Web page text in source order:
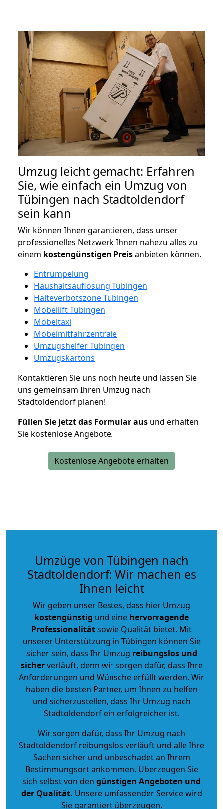
Umzug leicht gemacht: Erfahren
Sie, wie einfach ein Umzug von
Tübingen nach Stadtoldendorf
sein kann
Wir können Ihnen garantieren, dass unser
professionelles Netzwerk Ihnen nahezu alles zu
einem kostengünstigen Preisanbieten können.
Entrümpelung
Haushaltsauflösung Tübingen
Halteverbotszone Tübingen
Möbellift Tübingen
Möbeltaxi
Möbelmitfahrzentrale
Umzugshelfer Tübingen
Umzugskartons
Kontaktieren Sie uns noch heute und lassen Sie
uns gemeinsam Ihren Umzug nach
Stadtoldendorf planen!
Füllen Sie jetzt das Formular aus und erhalten
Sie kostenlose Angebote.
Kostenlose Angebote erhalten
Umzüge von Tübingen nach
Stadtoldendorf: Wir machen es
Ihnen leicht
Wir geben unser Bestes, dass hier Umzug
kostengünstig und eine hervorragende
Professionalitätsowie Qualität bietet. Mit
unserer Unterstützung in Tübingen können Sie
sicher sein, dass Ihr Umzug reibungslos und
sicherverläuft, denn wir sorgen dafür, dass Ihre
Anforderungen und Wünsche erfüllt werden. Wir
haben die besten Partner, um Ihnen zu helfen
und sicherzustellen, dass Ihr Umzug nach
Stadtoldendorf ein erfolgreicher ist.
Wir sorgen dafür, dass Ihr Umzug nach
Stadtoldendorf reibungslos verläuft und alle Ihre
Sachen sicher und unbeschadet an Ihrem
Bestimmungsort ankommen. Überzeugen Sie
sich selbst von den günstigen Angeboten und
der Qualität. Unsere umfassender Service wird
Sie garantiert überzeugen.